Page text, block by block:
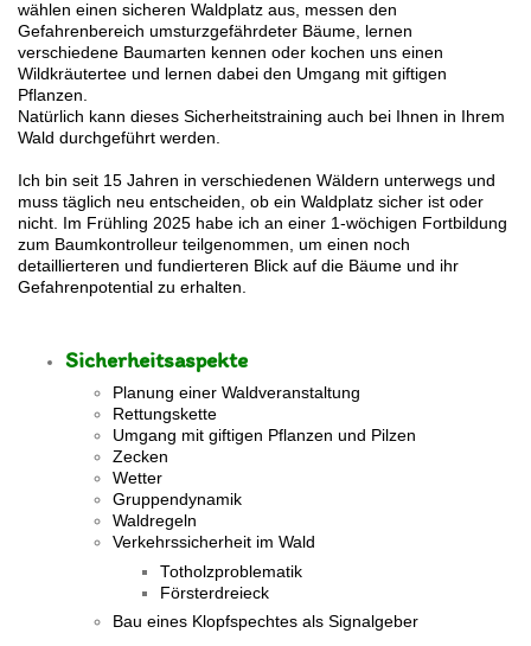
wählen einen sicheren Waldplatz aus, messen den
Gefahrenbereich umsturzgefährdeter Bäume, lernen
verschiedene Baumarten kennen oder kochen uns einen
Wildkräutertee und lernen dabei den Umgang mit giftigen
Pflanzen.
Natürlich kann dieses Sicherheitstraining auch bei Ihnen in Ihrem
Wald durchgeführt werden.
Ich bin seit 15 Jahren in verschiedenen Wäldern unterwegs und
muss täglich neu entscheiden, ob ein Waldplatz sicher ist oder
nicht. Im Frühling 2025 habe ich an einer 1-wöchigen Fortbildung
zum Baumkontrolleur teilgenommen, um einen noch
detaillierteren und fundierteren Blick auf die Bäume und ihr
Gefahrenpotential zu erhalten.
Sicherheitsaspekte
Planung einer Waldveranstaltung
Rettungskette
Umgang mit giftigen Pflanzen und Pilzen
Zecken
Wetter
Gruppendynamik
Waldregeln
Verkehrssicherheit im Wald
Totholzproblematik
Försterdreieck
​Bau eines Klopfspechtes als Signalgeber